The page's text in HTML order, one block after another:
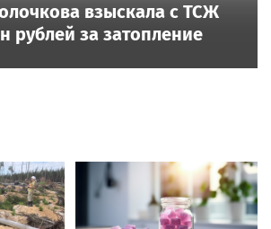
взыскала с ТСЖ
рублей за затопление